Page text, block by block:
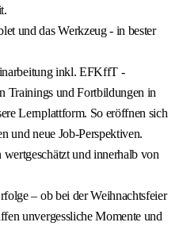
und das Werkzeug - in bester
inkl. EFKffT -
Trainings und Fortbildungen in
Lernplattform. So eröffnen sich
und neue Job-Perspektiven.
und innerhalb von
– ob bei der Weihnachtsfeier
unvergessliche Momente und